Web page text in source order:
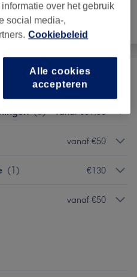
Gezicht
vanaf €45
(3) vanaf €69,50
vanaf €50
(1) €130
vanaf €50
over het gebruik
social media-,
Cookiebeleid
Alle cookies
accepteren